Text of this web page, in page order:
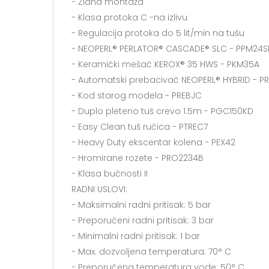
- Klasa protoka C -na izlivu
- Regulacija protoka do 5 lit/min na tušu
- NEOPERL® PERLATOR® CASCADE® SLC -
- Keramički mešač KEROX® 35 HWS - PKM35A
- Automatski prebacivač NEOPERL® HYBRID -
- Kod starog modela - PREBJC
- Duplo pleteno tuš crevo 1.5m - PGC150KD
- Easy Clean tuš ručica - PTREC7
- Heavy Duty ekscentar kolena - PEX42
- Hromirane rozete - PRO2234B
- Klasa bučnosti II
RADNI USLOVI:
- Maksimalni radni pritisak: 5 bar
- Preporučeni radni pritisak: 3 bar
- Minimalni radni pritisak: 1 bar
- Max. dozvoljena temperatura: 70° C